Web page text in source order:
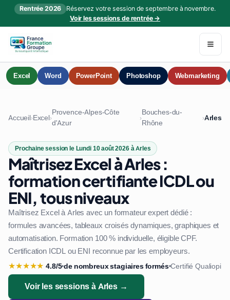
Rentrée 2026
Réservez votre session de septembre à novembre.
Voir les sessions de rentrée →
Excel Word PowerPoint Photoshop Webmarketing
Accueil›Excel›
Provence-Alpes-Côte
d'Azur
›
Bouches-du-
Rhône
›Arles
Prochaine session le Lundi 10 août 2026 à Arles
Maîtrisez Excel à Arles :
formation certifiante ICDL ou
ENI, tous niveaux
Maîtrisez Excel à Arles avec un formateur expert dédié :
formules avancées, tableaux croisés dynamiques, graphiques et
automatisation. Formation 100 % individuelle, éligible CPF.
Certification ICDL ou ENI reconnue par les employeurs.
★★★★★ 4.8/5•de nombreux stagiaires formés•Certifié Qualiopi
Voir les sessions à Arles →